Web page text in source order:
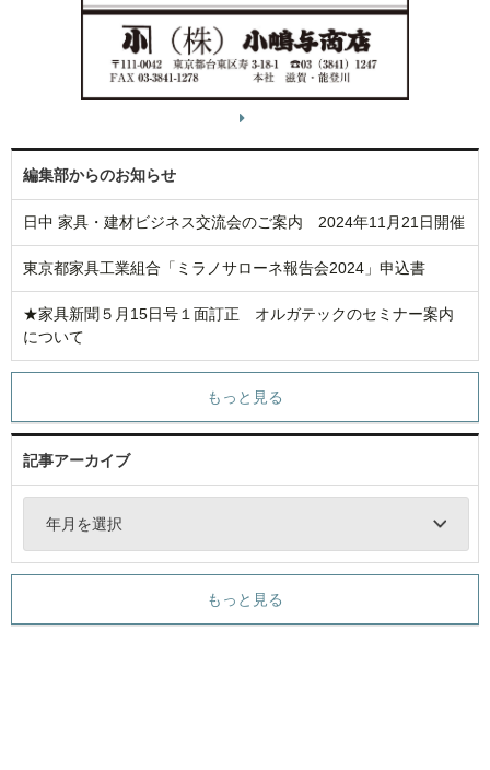
編集部からのお知らせ
日中 家具・建材ビジネス交流会のご案内 2024年11月21日開催
東京都家具工業組合「ミラノサローネ報告会2024」申込書
★家具新聞５月15日号１面訂正 オルガテックのセミナー案内
について
もっと見る
記事アーカイブ
年月を選択
もっと見る